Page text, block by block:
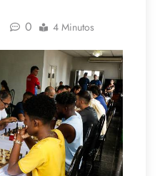
0 4 Minutos